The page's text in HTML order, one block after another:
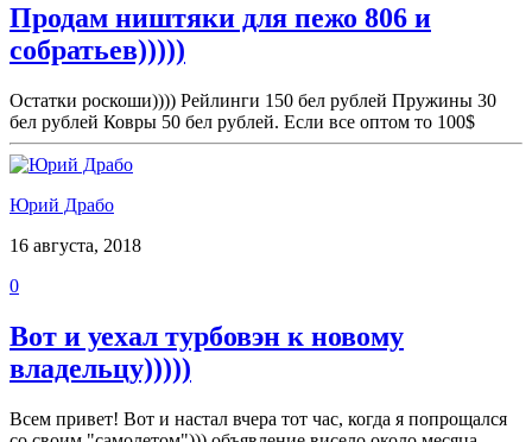
Продам ништяки для пежо 806 и
собратьев)))))
Остатки роскоши)))) Рейлинги 150 бел рублей Пружины 30
бел рублей Ковры 50 бел рублей. Если все оптом то 100$
Юрий Драбо
16 августа, 2018
0
Вот и уехал турбовэн к новому
владельцу)))))
Всем привет! Вот и настал вчера тот час, когда я попрощался